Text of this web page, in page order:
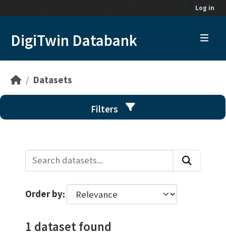
Log in
DigiTwin Databank
Datasets
Filters
Order by
1 dataset found